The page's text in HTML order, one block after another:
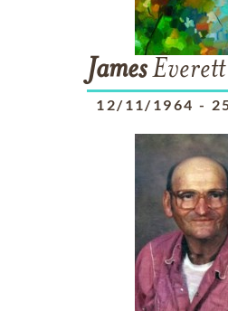
JamesEverett
12/11/1964 -